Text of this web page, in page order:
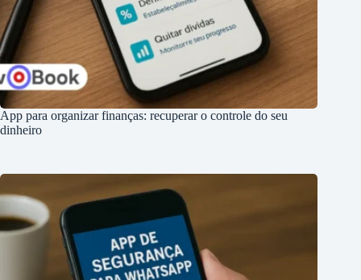
App para organizar finanças: recuperar o controle do seu
dinheiro